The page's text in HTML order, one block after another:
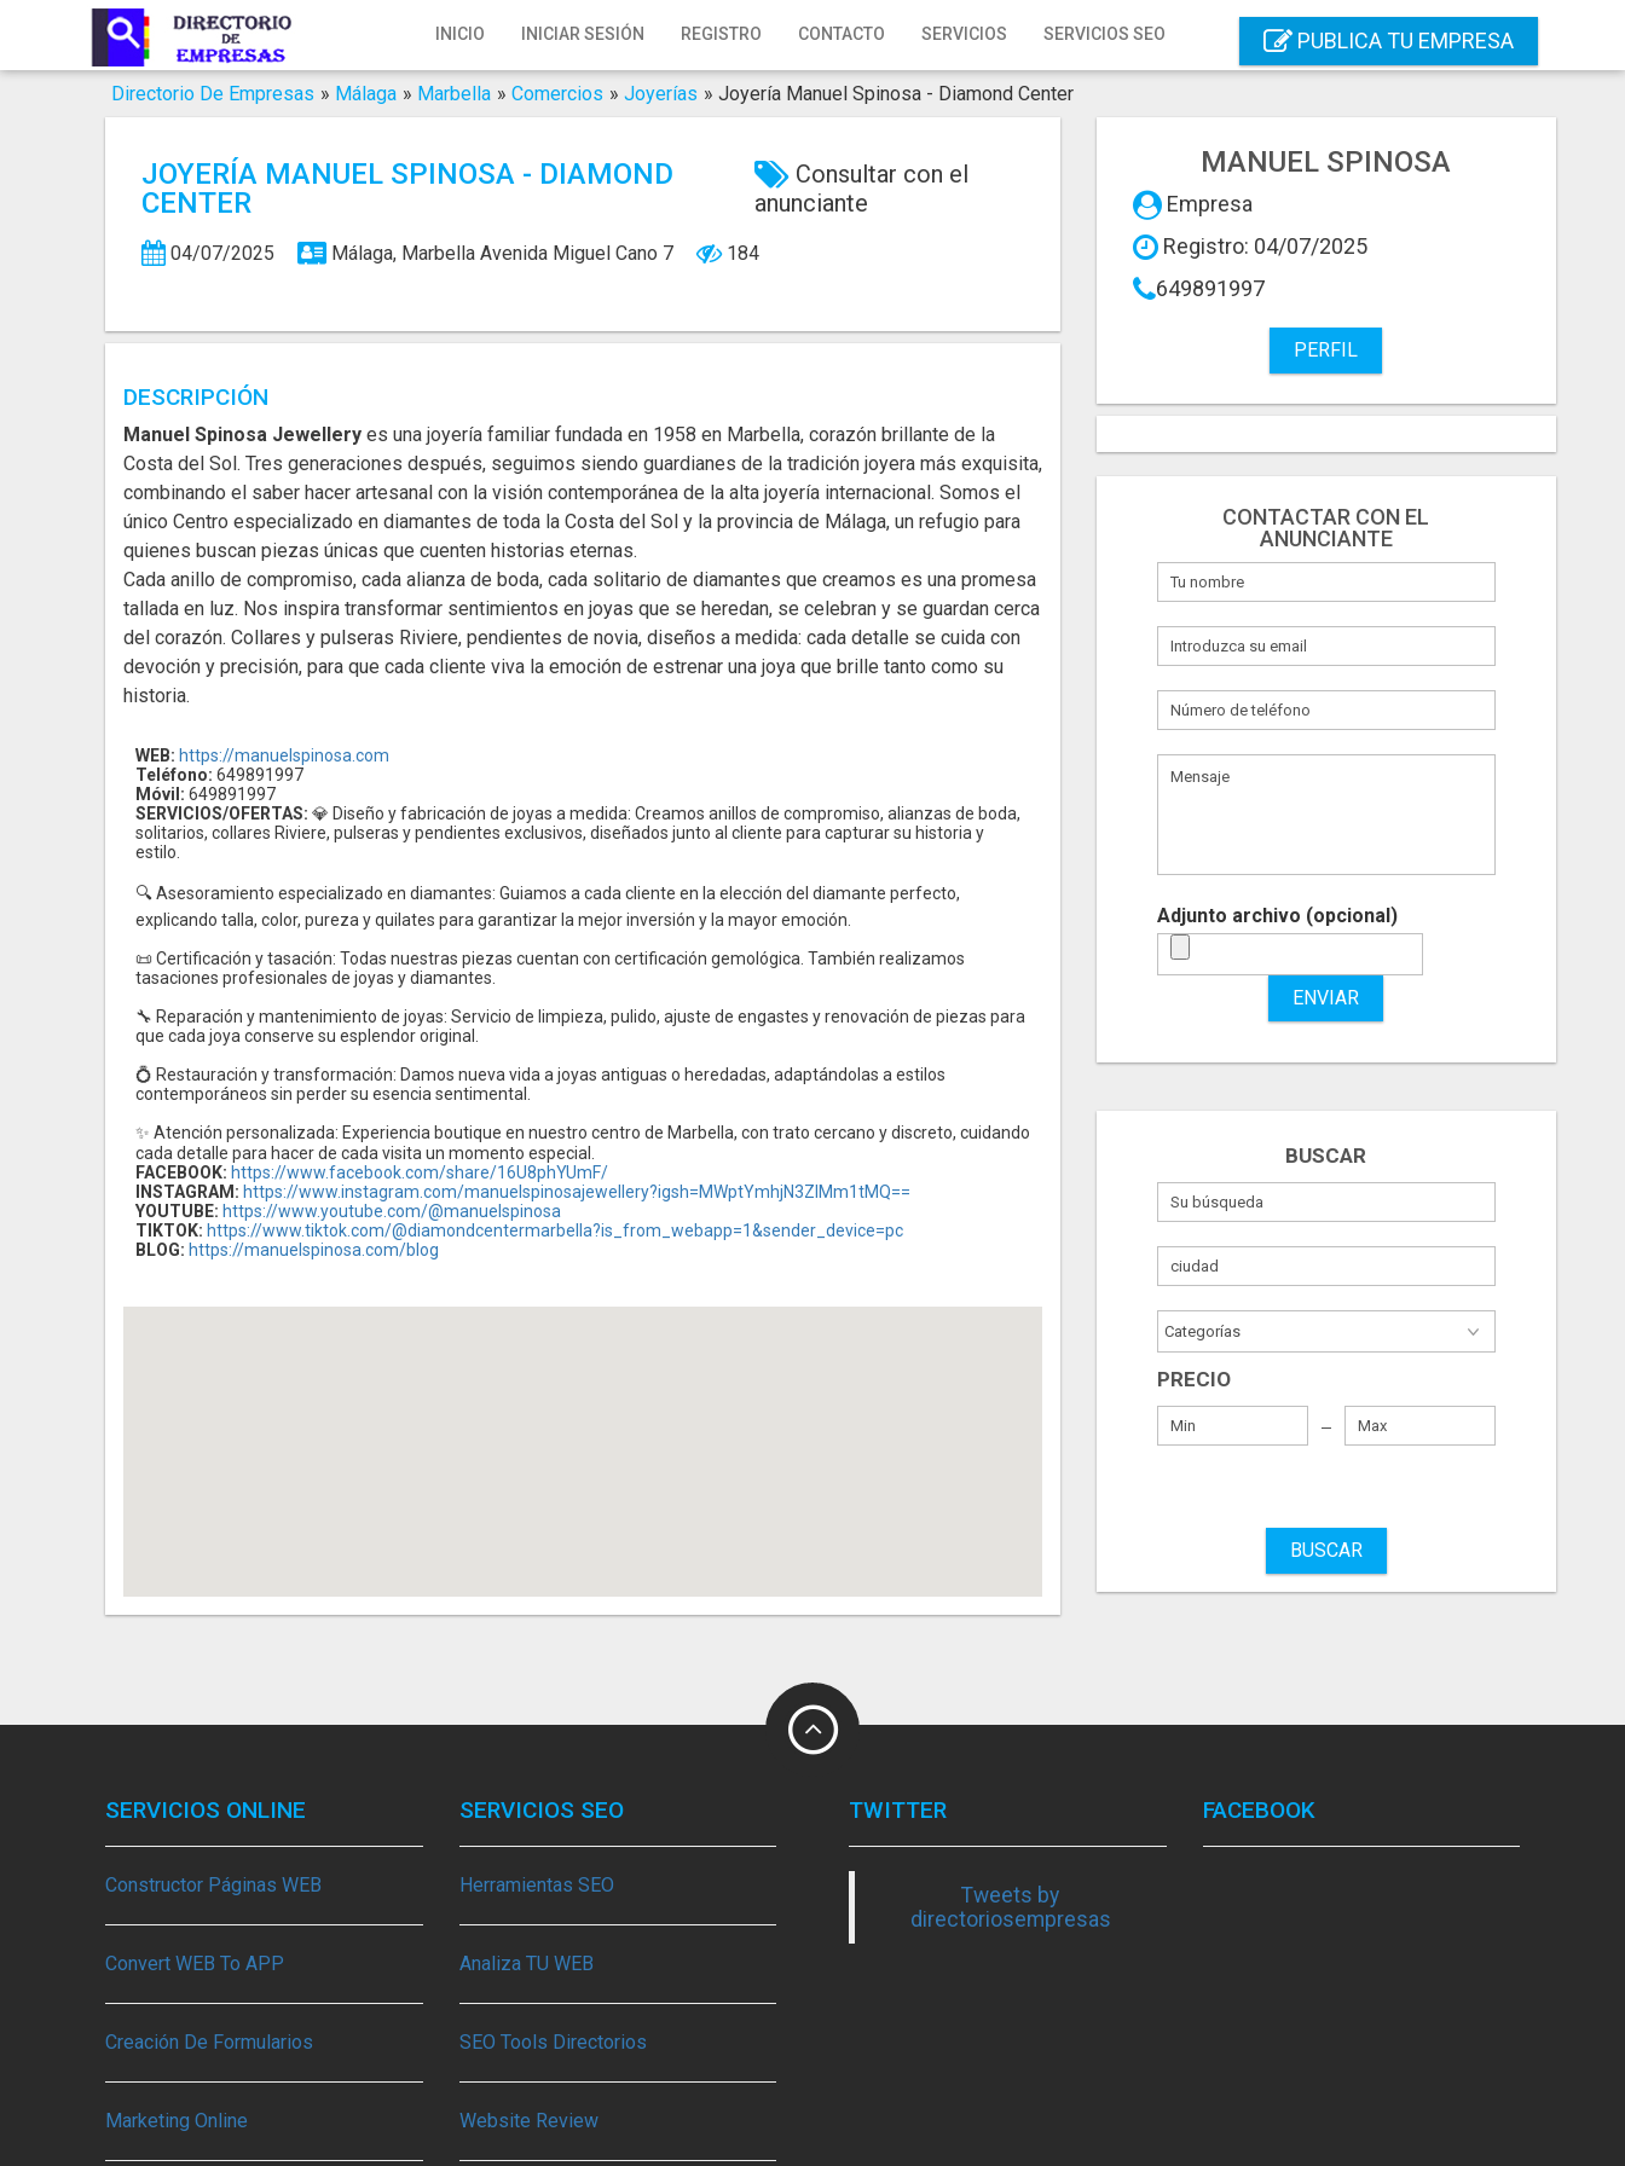
INICIO INICIAR SESIÓN REGISTRO CONTACTO SERVICIOS SERVICIOS SEO PUBLICA TU EMPRESA
Inicio
Iniciar Sesión
Servicios Online
Directorio De Empresas » Málaga » Marbella » Comercios » Joyerías » Joyería Manuel Spinosa - Diamond Center
JOYERÍA MANUEL SPINOSA - DIAMOND
CENTER
Consultar con el
anunciante
04/07/2025 Málaga, Marbella Avenida Miguel Cano 7 184
DESCRIPCIÓN
Manuel Spinosa Jewellery es una joyería familiar fundada en 1958 en Marbella, corazón brillante de la
Costa del Sol. Tres generaciones después, seguimos siendo guardianes de la tradición joyera más exquisita,
combinando el saber hacer artesanal con la visión contemporánea de la alta joyería internacional. Somos el
único Centro especializado en diamantes de toda la Costa del Sol y la provincia de Málaga, un refugio para
quienes buscan piezas únicas que cuenten historias eternas.
Cada anillo de compromiso, cada alianza de boda, cada solitario de diamantes que creamos es una promesa
tallada en luz. Nos inspira transformar sentimientos en joyas que se heredan, se celebran y se guardan cerca
del corazón. Collares y pulseras Riviere, pendientes de novia, diseños a medida: cada detalle se cuida con
devoción y precisión, para que cada cliente viva la emoción de estrenar una joya que brille tanto como su
historia.
WEB: https://manuelspinosa.com
Teléfono: 649891997
Móvil: 649891997
SERVICIOS/OFERTAS: 💎 Diseño y fabricación de joyas a medida: Creamos anillos de compromiso, alianzas de boda,
solitarios, collares Riviere, pulseras y pendientes exclusivos, diseñados junto al cliente para capturar su historia y
estilo.
🔍 Asesoramiento especializado en diamantes: Guiamos a cada cliente en la elección del diamante perfecto,
explicando talla, color, pureza y quilates para garantizar la mejor inversión y la mayor emoción.
📜 Certificación y tasación: Todas nuestras piezas cuentan con certificación gemológica. También realizamos
tasaciones profesionales de joyas y diamantes.
🔧 Reparación y mantenimiento de joyas: Servicio de limpieza, pulido, ajuste de engastes y renovación de piezas para
que cada joya conserve su esplendor original.
💍 Restauración y transformación: Damos nueva vida a joyas antiguas o heredadas, adaptándolas a estilos
contemporáneos sin perder su esencia sentimental.
✨ Atención personalizada: Experiencia boutique en nuestro centro de Marbella, con trato cercano y discreto, cuidando
cada detalle para hacer de cada visita un momento especial.
FACEBOOK: https://www.facebook.com/share/16U8phYUmF/
INSTAGRAM: https://www.instagram.com/manuelspinosajewellery?igsh=MWptYmhjN3ZlMm1tMQ==
YOUTUBE: https://www.youtube.com/@manuelspinosa
TIKTOK: https://www.tiktok.com/@diamondcentermarbella?is_from_webapp=1&sender_device=pc
BLOG: https://manuelspinosa.com/blog
MANUEL SPINOSA
Empresa
Registro: 04/07/2025
649891997
PERFIL
CONTACTAR CON EL
ANUNCIANTE
Adjunto archivo (opcional)
ENVIAR
BUSCAR
PRECIO
BUSCAR
SERVICIOS ONLINE
Constructor Páginas WEB
Convert WEB To APP
Creación De Formularios
Marketing Online
SERVICIOS SEO
Herramientas SEO
Analiza TU WEB
SEO Tools Directorios
Website Review
TWITTER
Tweets by
directoriosempresas
FACEBOOK